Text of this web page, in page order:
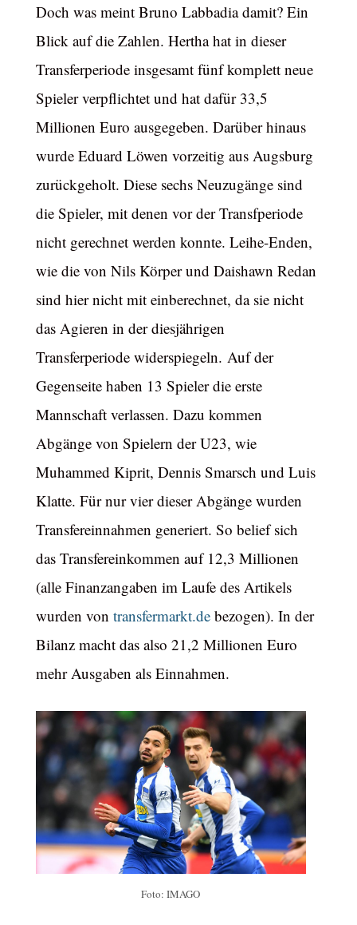
Doch was meint Bruno Labbadia damit? Ein
Blick auf die Zahlen. Hertha hat in dieser
Transferperiode insgesamt fünf komplett neue
Spieler verpflichtet und hat dafür 33,5
Millionen Euro ausgegeben. Darüber hinaus
wurde Eduard Löwen vorzeitig aus Augsburg
zurückgeholt. Diese sechs Neuzugänge sind
die Spieler, mit denen vor der Transfperiode
nicht gerechnet werden konnte. Leihe-Enden,
wie die von Nils Körper und Daishawn Redan
sind hier nicht mit einberechnet, da sie nicht
das Agieren in der diesjährigen
Transferperiode widerspiegeln. Auf der
Gegenseite haben 13 Spieler die erste
Mannschaft verlassen. Dazu kommen
Abgänge von Spielern der U23, wie
Muhammed Kiprit, Dennis Smarsch und Luis
Klatte. Für nur vier dieser Abgänge wurden
Transfereinnahmen generiert. So belief sich
das Transfereinkommen auf 12,3 Millionen
(alle Finanzangaben im Laufe des Artikels
wurden von transfermarkt.debezogen). In der
Bilanz macht das also 21,2 Millionen Euro
mehr Ausgaben als Einnahmen.
Foto: IMAGO